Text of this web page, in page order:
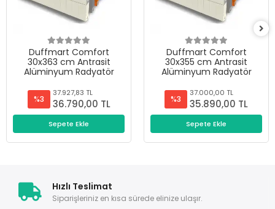
Duffmart Comfort
30x363 cm Antrasit
Alüminyum Radyatör
%3
37.927,83 TL
36.790,00 TL
Sepete Ekle
Duffmart Comfort
30x355 cm Antrasit
Alüminyum Radyatör
%3
37.000,00 TL
35.890,00 TL
Sepete Ekle
Hızlı Teslimat
Siparişleriniz en kısa sürede elinize ulaşır.